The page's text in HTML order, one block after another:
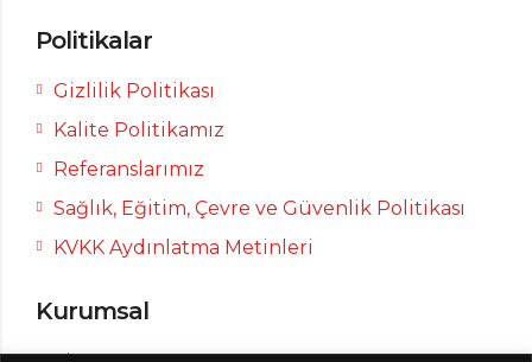
Politikalar
Gizlilik Politikası
Kalite Politikamız
Referanslarımız
Sağlık, Eğitim, Çevre ve Güvenlik Politikası
KVKK Aydınlatma Metinleri
Kurumsal